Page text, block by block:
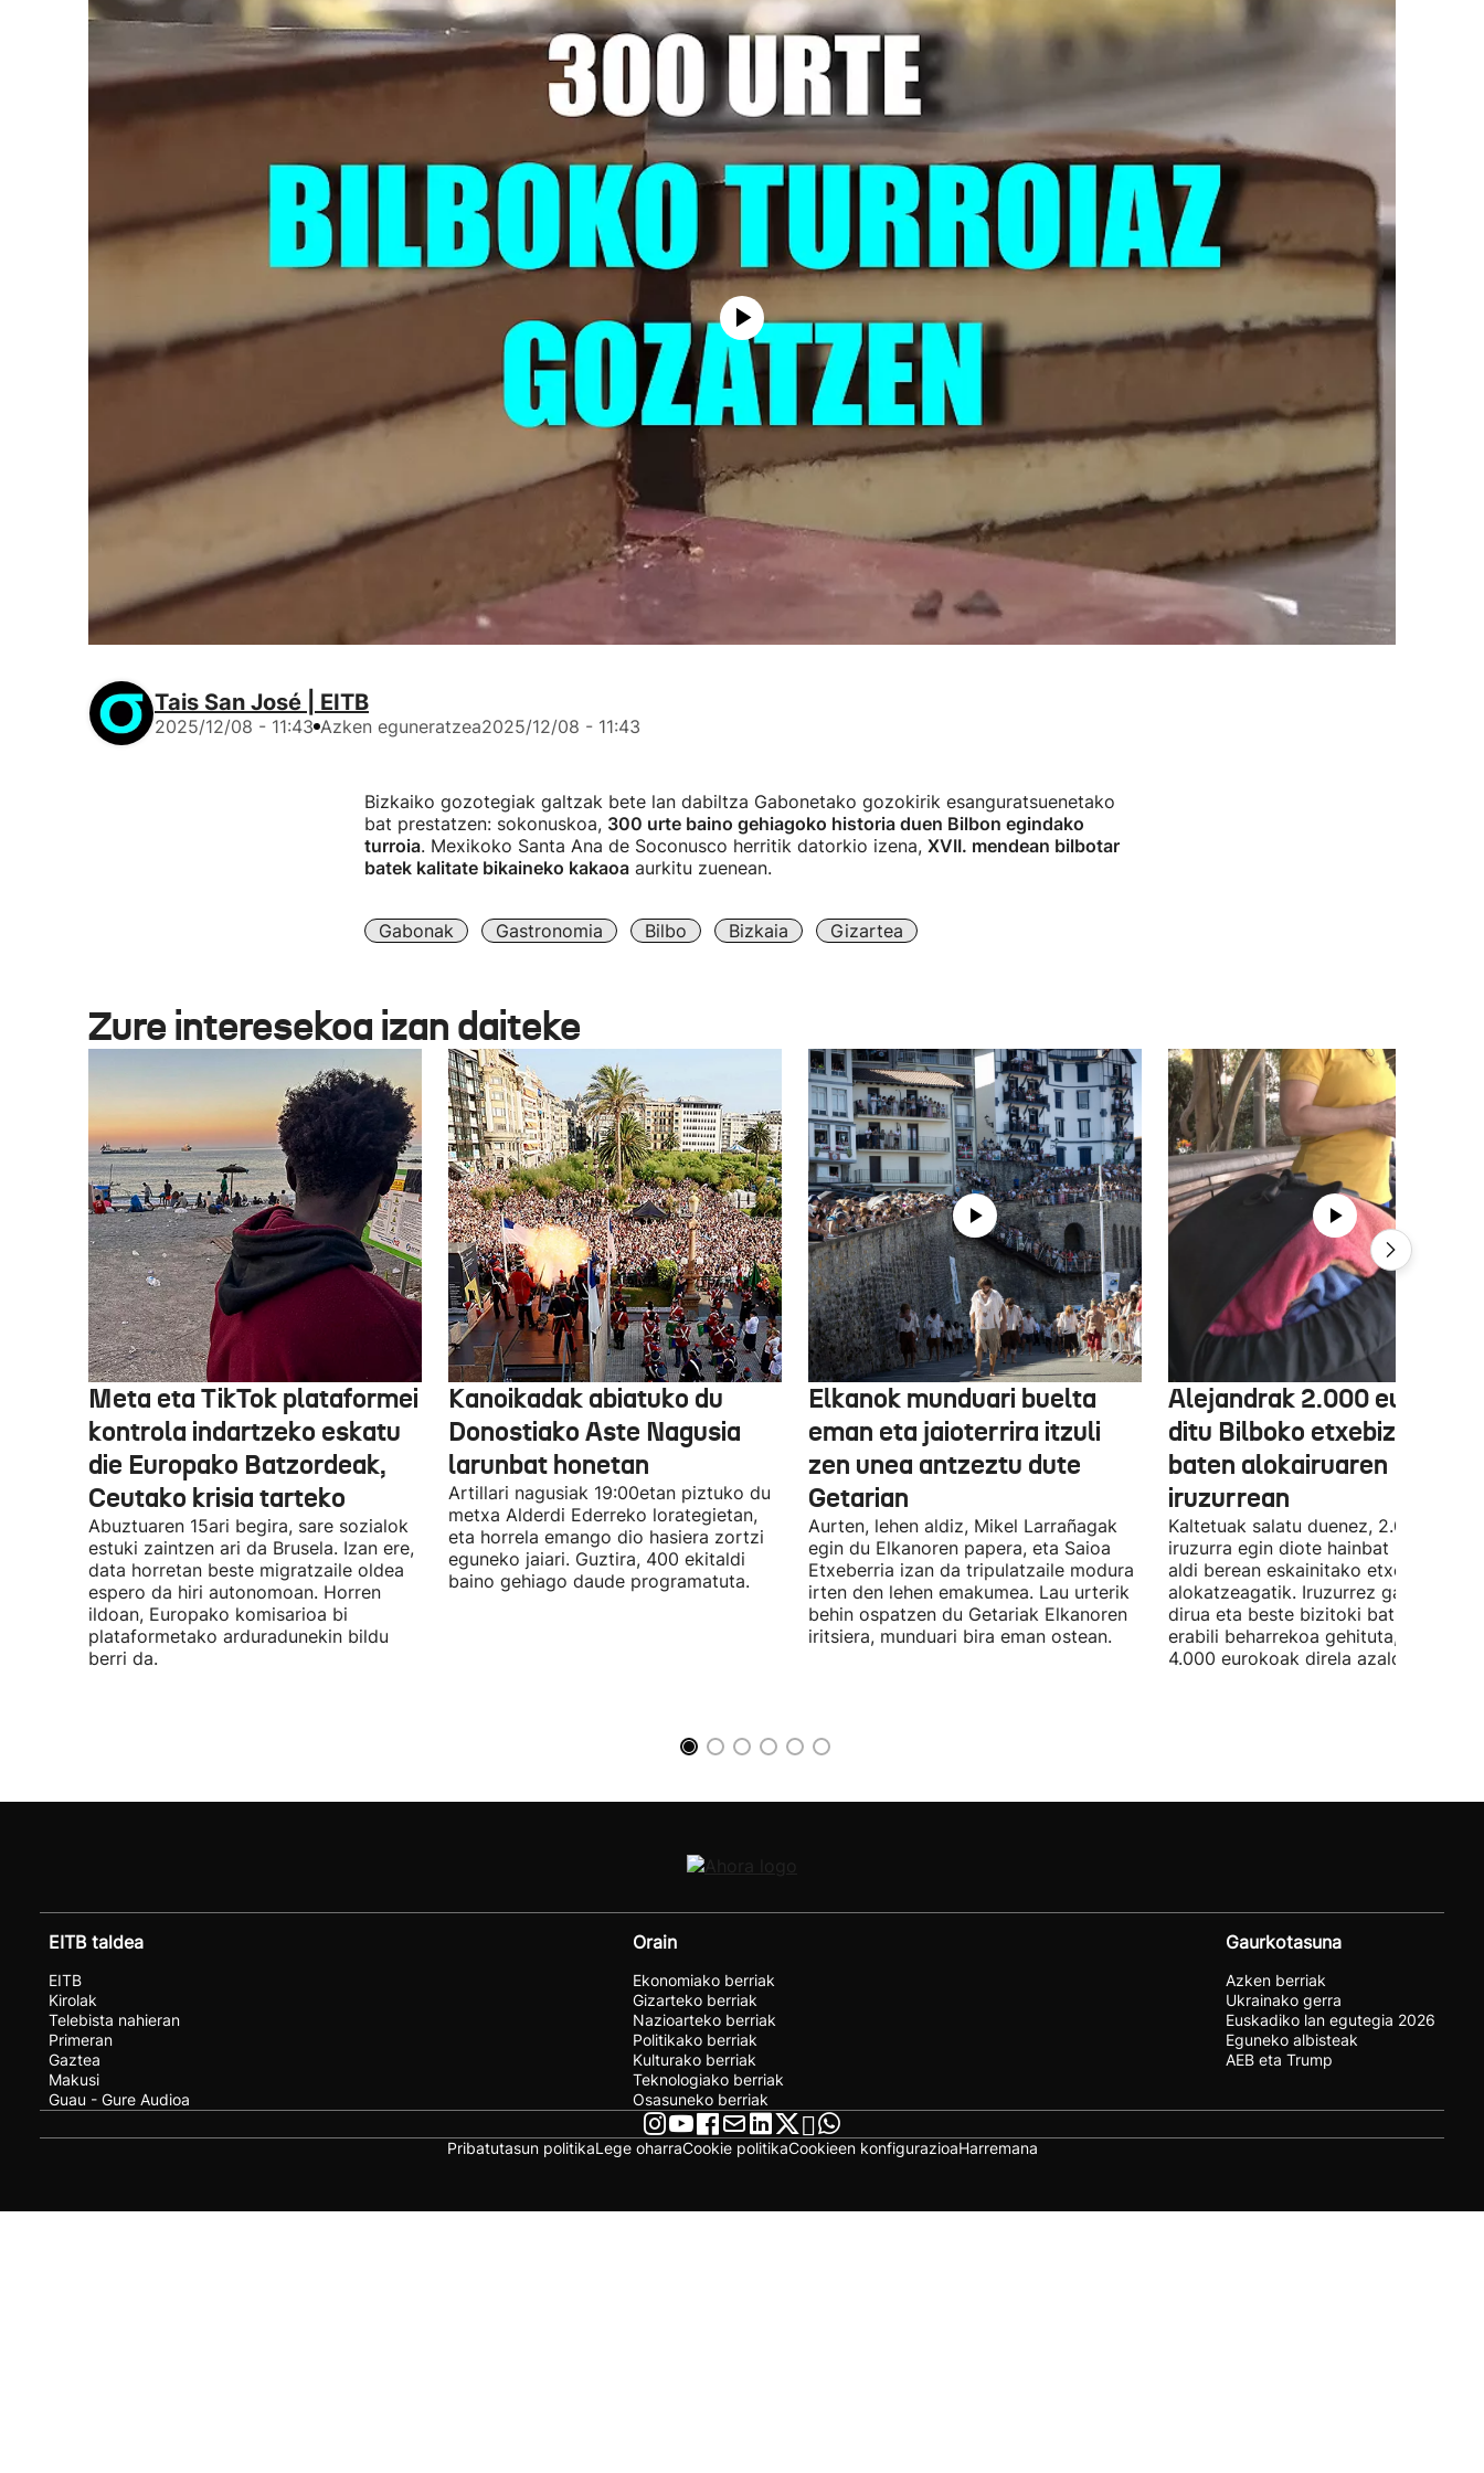
Tais San José | EITB
2025/12/08 - 11:43 Azken eguneratzea2025/12/08 - 11:43
Bizkaiko gozotegiak galtzak bete lan dabiltza Gabonetako gozokirik esanguratsuenetako
bat prestatzen: sokonuskoa, 300 urte baino gehiagoko historia duen Bilbon egindako
turroia. Mexikoko Santa Ana de Soconusco herritik datorkio izena, XVII. mendean bilbotar
batek kalitate bikaineko kakaoaaurkitu zuenean.
Gabonak Gastronomia Bilbo Bizkaia Gizartea
Zure interesekoa izan daiteke
Meta eta TikTok plataformei
kontrola indartzeko eskatu
die Europako Batzordeak,
Ceutako krisia tarteko
Abuztuaren 15ari begira, sare sozialok
estuki zaintzen ari da Brusela. Izan ere,
data horretan beste migratzaile oldea
espero da hiri autonomoan. Horren
ildoan, Europako komisarioa bi
plataformetako arduradunekin bildu
berri da.
Kanoikadak abiatuko du
Donostiako Aste Nagusia
larunbat honetan
Artillari nagusiak 19:00etan piztuko du
metxa Alderdi Ederreko lorategietan,
eta horrela emango dio hasiera zortzi
eguneko jaiari. Guztira, 400 ekitaldi
baino gehiago daude programatuta.
Elkanok munduari buelta
eman eta jaioterrira itzuli
zen unea antzeztu dute
Getarian
Aurten, lehen aldiz, Mikel Larrañagak
egin du Elkanoren papera, eta Saioa
Etxeberria izan da tripulatzaile modura
irten den lehen emakumea. Lau urterik
behin ospatzen du Getariak Elkanoren
iritsiera, munduari bira eman ostean.
Alejandrak 2.000 euro
ditu Bilboko etxebizitza
baten alokairuaren
iruzurrean
Kaltetuak salatu duenez, 2.000
iruzurra egin diote hainbat pertsonari
aldi berean eskainitako etxebizitza
alokatzeagatik. Iruzurrez galdutako
dirua eta beste bizitoki bat
erabili beharrekoa gehituta, galerak
4.000 eurokoak direla azaldu du.
EITB taldea
EITB
Kirolak
Telebista nahieran
Primeran
Gaztea
Makusi
Guau - Gure Audioa
Orain
Ekonomiako berriak
Gizarteko berriak
Nazioarteko berriak
Politikako berriak
Kulturako berriak
Teknologiako berriak
Osasuneko berriak
Gaurkotasuna
Azken berriak
Ukrainako gerra
Euskadiko lan egutegia 2026
Eguneko albisteak
AEB eta Trump
Pribatutasun politikaLege oharraCookie politikaCookieen konfigurazioaHarremana